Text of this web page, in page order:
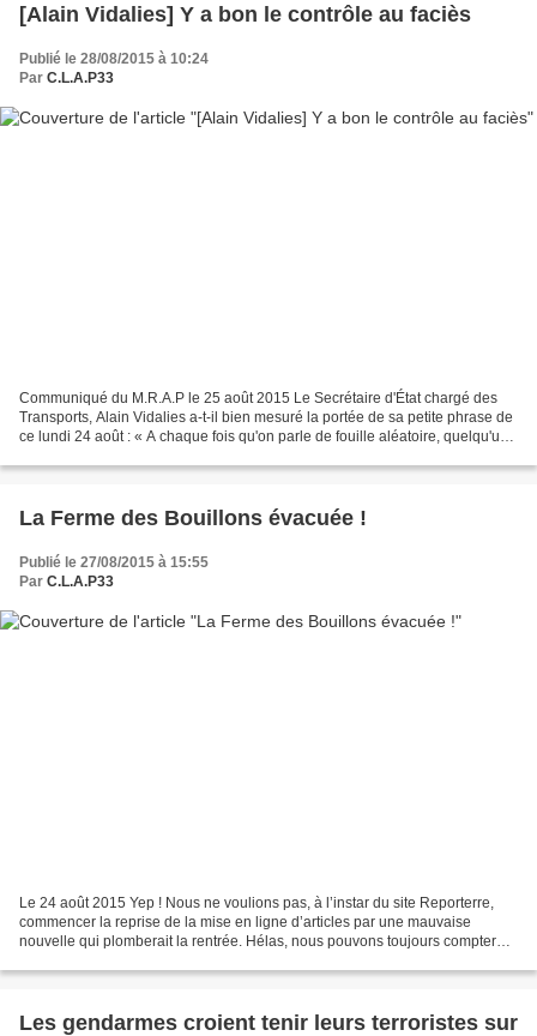
[Alain Vidalies] Y a bon le contrôle au faciès
Publié le 28/08/2015 à 10:24
Par C.L.A.P33
Communiqué du M.R.A.P le 25 août 2015 Le Secrétaire d'État chargé des
Transports, Alain Vidalies a-t-il bien mesuré la portée de sa petite phrase de
ce lundi 24 août : « A chaque fois qu'on parle de fouille aléatoire, quelqu'un
La Ferme des Bouillons évacuée !
Publié le 27/08/2015 à 15:55
Par C.L.A.P33
Le 24 août 2015 Yep ! Nous ne voulions pas, à l’instar du site Reporterre,
commencer la reprise de la mise en ligne d’articles par une mauvaise
nouvelle qui plomberait la rentrée. Hélas, nous pouvons toujours compter
Les gendarmes croient tenir leurs terroristes sur